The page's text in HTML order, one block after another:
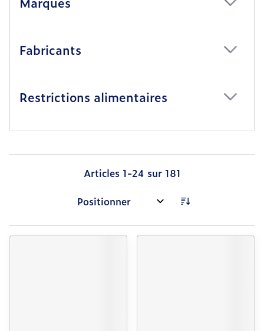
Fabricants
Restrictions alimentaires
Articles 1-24 sur 181
Trier par: